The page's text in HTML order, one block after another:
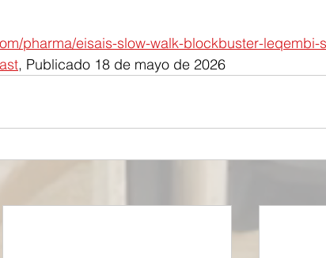
pharma/eisais-slow-walk-blockbuster-leqembi-
, Publicado 18 de mayo de 2026